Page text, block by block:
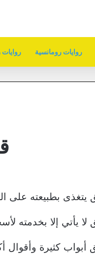
روايات رومانسية
يتغذى بطبيعته على
لا يأتي إلا بخدمته
أبواب كثيرة وأقوال